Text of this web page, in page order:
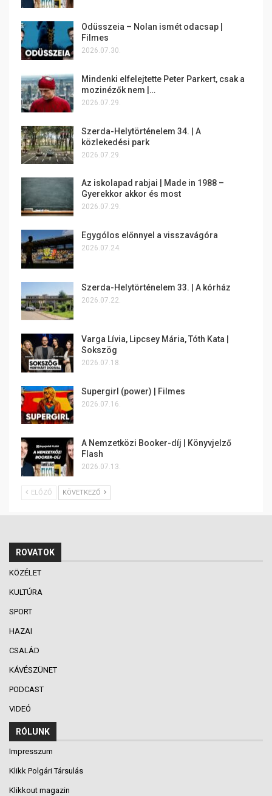
Odüsszeia – Nolan ismét odacsap |
Filmes
2026.07.30.
Mindenki elfelejtette Peter Parkert, csak a
mozinézők nem |…
2026.07.29.
Szerda-Helytörténelem 34. | A
közlekedési park
2026.07.29.
Az iskolapad rabjai | Made in 1988 –
Gyerekkor akkor és most
2026.07.29.
Egygólos előnnyel a visszavágóra
2026.07.24.
Szerda-Helytörténelem 33. | A kórház
2026.07.22.
Varga Lívia, Lipcsey Mária, Tóth Kata |
Sokszög
2026.07.18.
Supergirl (power) | Filmes
2026.07.16.
A Nemzetközi Booker-díj | Könyvjelző
Flash
2026.07.13.
ELŐZŐ KÖVETKEZŐ
ROVATOK
KÖZÉLET
KULTÚRA
SPORT
HAZAI
CSALÁD
KÁVÉSZÜNET
PODCAST
VIDEÓ
RÓLUNK
Impresszum
Klikk Polgári Társulás
Klikkout magazin